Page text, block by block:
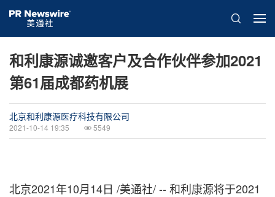
和利康源诚邀客户及合作伙伴参加2021
第61届成都药机展
北京和利康源医疗科技有限公司
2021-10-14 19:35 5549
北京2021年10月14日 /美通社/ -- 和利康源将于2021